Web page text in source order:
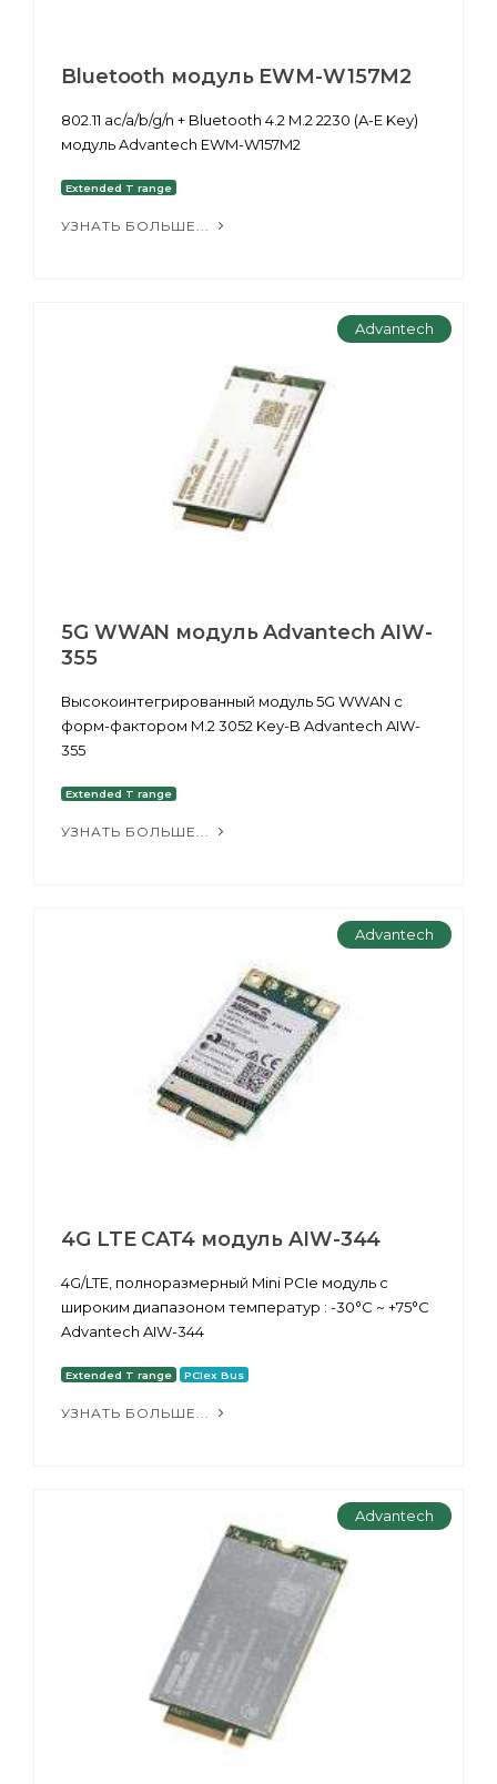
Bluetooth модуль EWM-W157M2
802.11 ac/a/b/g/n + Bluetooth 4.2 M.2 2230 (A-E Key)
модуль Advantech EWM-W157M2
Extended T range
УЗНАТЬ БОЛЬШЕ...
Advantech
5G WWAN модуль Advantech AIW-
355
Высокоинтегрированный модуль 5G WWAN с
форм-фактором M.2 3052 Key-B Advantech AIW-
355
Extended T range
УЗНАТЬ БОЛЬШЕ...
Advantech
4G LTE CAT4 модуль AIW-344
4G/LTE, полноразмерный Mini PCIe модуль с
широким диапазоном температур : -30°C ~ +75°C
Advantech AIW-344
Extended T range PCIex Bus
УЗНАТЬ БОЛЬШЕ...
Advantech